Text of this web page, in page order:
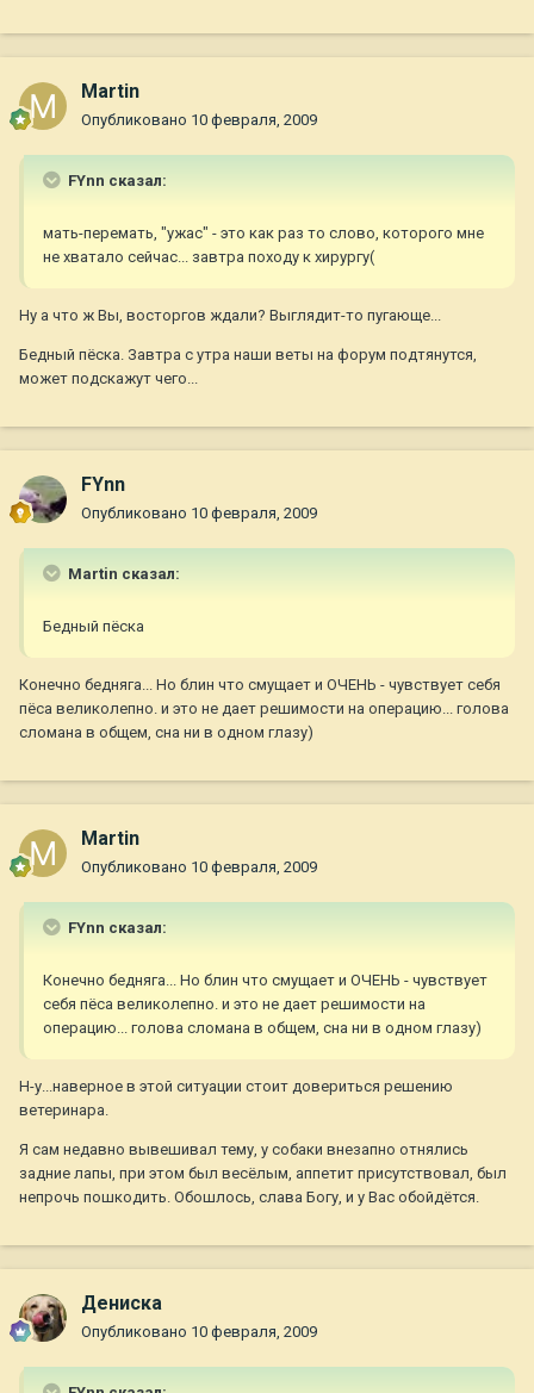
Martin
Опубликовано 10 февраля, 2009
FYnn сказал:
мать-перемать, "ужас" - это как раз то слово, которого мне
не хватало сейчас... завтра походу к хирургу(
Ну а что ж Вы, восторгов ждали? Выглядит-то пугающе...
Бедный пёска. Завтра с утра наши веты на форум подтянутся,
может подскажут чего...
FYnn
Опубликовано 10 февраля, 2009
Martin сказал:
Бедный пёска
Конечно бедняга... Но блин что смущает и ОЧЕНЬ - чувствует себя
пёса великолепно. и это не дает решимости на операцию... голова
сломана в общем, сна ни в одном глазу)
Martin
Опубликовано 10 февраля, 2009
FYnn сказал:
Конечно бедняга... Но блин что смущает и ОЧЕНЬ - чувствует
себя пёса великолепно. и это не дает решимости на
операцию... голова сломана в общем, сна ни в одном глазу)
Н-у...наверное в этой ситуации стоит довериться решению
ветеринара.
Я сам недавно вывешивал тему, у собаки внезапно отнялись
задние лапы, при этом был весёлым, аппетит присутствовал, был
непрочь пошкодить. Обошлось, слава Богу, и у Вас обойдётся.
Дениска
Опубликовано 10 февраля, 2009